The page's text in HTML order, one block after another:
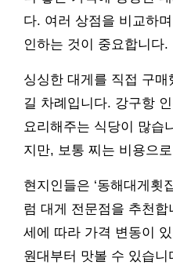
다. 여러 상점을 비교하
인하는 것이 중요합니다.
싱싱한 대게를 직접 구
길 차례입니다. 강구항
요리해주는 식당이 많습
지만, 보통 찌는 비용으
현지인들은 ‘동해대게횟
럼 대게 전문점을 추천합
세에 따라 가격 변동이
원대부터 맛볼 수 있습니